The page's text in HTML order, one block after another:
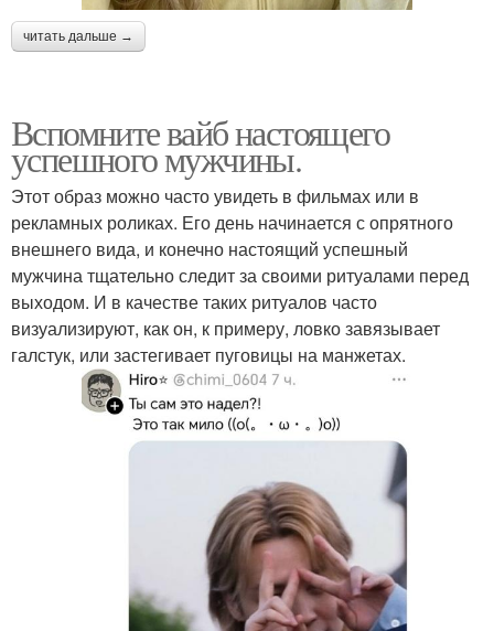
читать дальше →
Вспомните вайб настоящего
успешного мужчины.
Этот образ можно часто увидеть в фильмах или в
рекламных роликах. Его день начинается с опрятного
внешнего вида, и конечно настоящий успешный
мужчина тщательно следит за своими ритуалами перед
выходом. И в качестве таких ритуалов часто
визуализируют, как он, к примеру, ловко завязывает
галстук, или застегивает пуговицы на манжетах.